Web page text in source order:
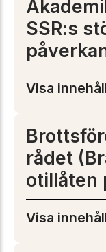
SSR:s
Visa
rådet
otillåten
Visa